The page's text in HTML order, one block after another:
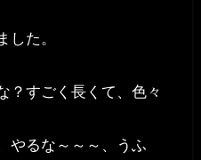
た。
？すごく長くて、色々
やるな～～～、うふ